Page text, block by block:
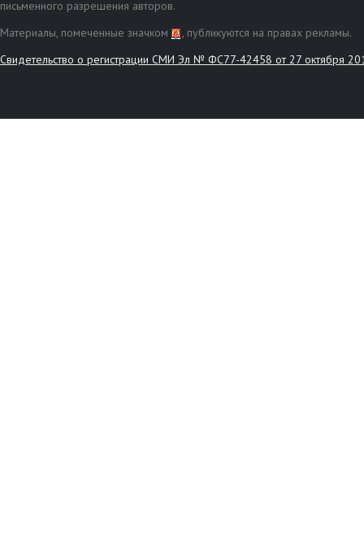
письменного разрешения авторов.
Материалы, помеченные значком
, публикуются на правах рекламы.
Свидетельство о регистрации СМИ Эл № ФС77-42458 от 27 октября